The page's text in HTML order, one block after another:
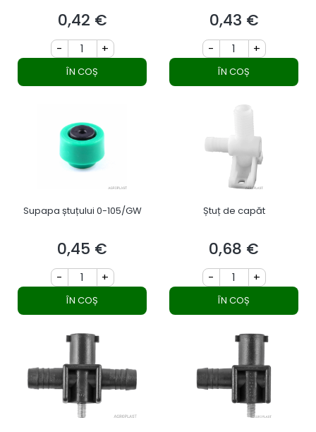
Preț
0,42 €
- +
ÎN COȘ
Preț
0,43 €
- +
ÎN COȘ
Supapa ștuțului 0-105/GW
Preț
0,45 €
- +
ÎN COȘ
Ștuț de capăt
Preț
0,68 €
- +
ÎN COȘ